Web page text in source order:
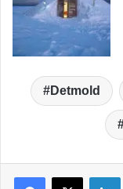
Detmold